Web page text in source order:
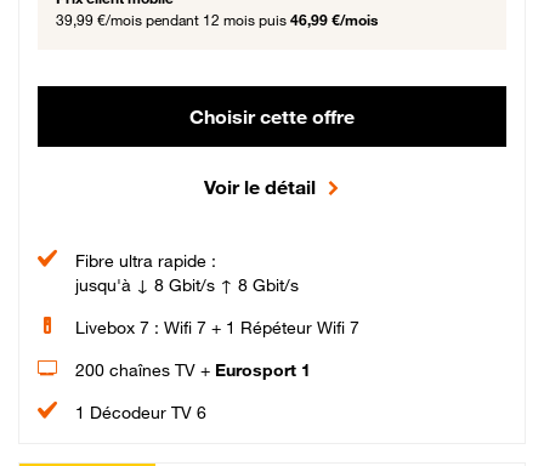
39,99 €/mois pendant 12 mois puis 46,99 €/mois
Choisir cette offre
Voir le détail
Fibre ultra rapide :
jusqu'à ↓ 8 Gbit/s ↑ 8 Gbit/s
Livebox 7 : Wifi 7 + 1 Répéteur Wifi 7
200 chaînes TV + Eurosport 1
1 Décodeur TV 6